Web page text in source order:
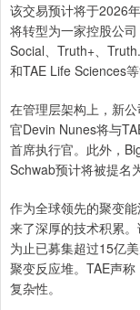
该交易预计将于2026
将转型为一家控股公
Social、Truth+、
和TAE Life Sciences
在管理层架构上，新
官Devin Nunes将与
首席执行官。此外，
Schwab预计将被提名
作为全球领先的聚变
来了深厚的技术积累
为止已募集超过15亿
聚变反应堆。TAE声
复杂性。